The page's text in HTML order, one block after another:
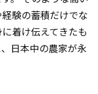
験の蓄積だけでな
着け伝えてきたも
日本中の農家が永